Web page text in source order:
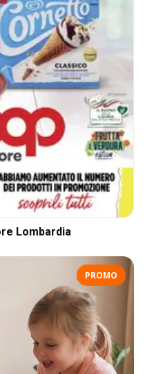
Lombardia
PROMO